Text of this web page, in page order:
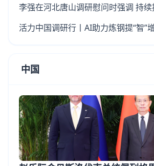
活力中国调研行丨AI助力炼钢提“智”
中国